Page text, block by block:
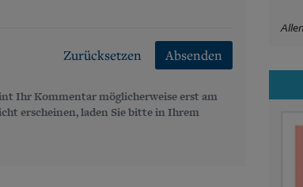
Zurücksetzen Absenden
Ihr Kommentar möglicherweise erst am
erscheinen, laden Sie bitte in Ihrem